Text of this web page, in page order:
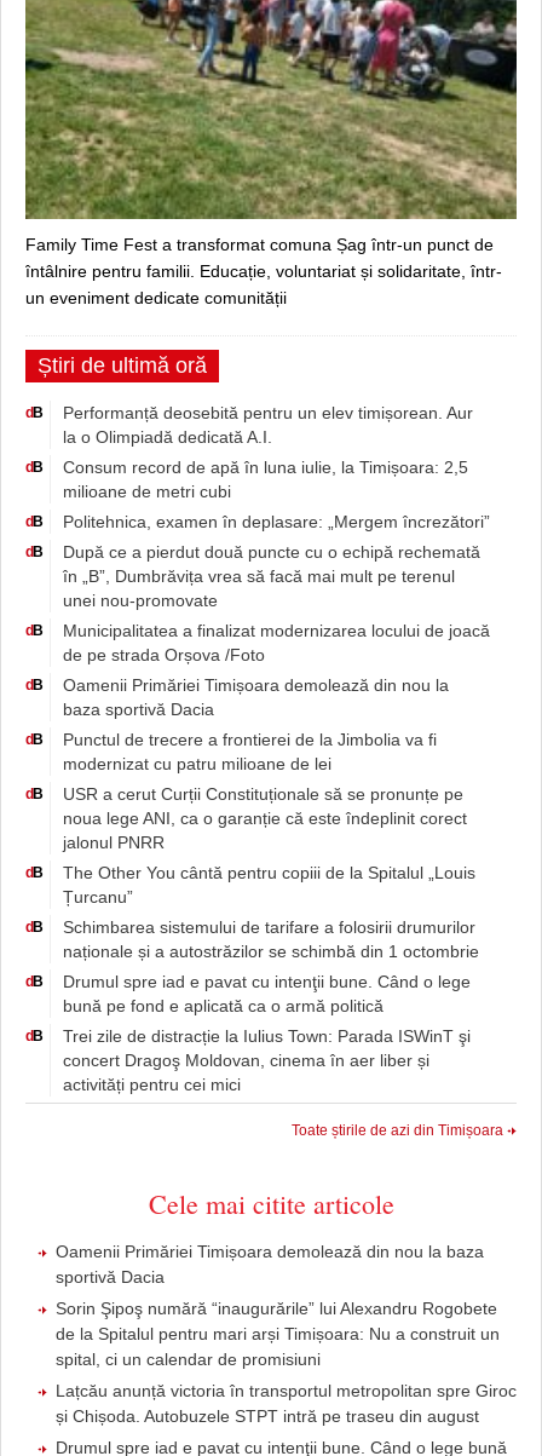
Family Time Fest a transformat comuna Șag într-un punct de
întâlnire pentru familii. Educație, voluntariat și solidaritate, într-
un eveniment dedicate comunității
Știri de ultimă oră
dB
Performanță deosebită pentru un elev timișorean. Aur
la o Olimpiadă dedicată A.I.
dB
Consum record de apă în luna iulie, la Timișoara: 2,5
milioane de metri cubi
dB Politehnica, examen în deplasare: „Mergem încrezători”
dB
După ce a pierdut două puncte cu o echipă rechemată
în „B”, Dumbrăvița vrea să facă mai mult pe terenul
unei nou-promovate
dB
Municipalitatea a finalizat modernizarea locului de joacă
de pe strada Orșova /Foto
dB
Oamenii Primăriei Timișoara demolează din nou la
baza sportivă Dacia
dB
Punctul de trecere a frontierei de la Jimbolia va fi
modernizat cu patru milioane de lei
dB
USR a cerut Curții Constituționale să se pronunțe pe
noua lege ANI, ca o garanție că este îndeplinit corect
jalonul PNRR
dB
The Other You cântă pentru copiii de la Spitalul „Louis
Țurcanu”
dB
Schimbarea sistemului de tarifare a folosirii drumurilor
naționale și a autostrăzilor se schimbă din 1 octombrie
dB
Drumul spre iad e pavat cu intenţii bune. Când o lege
bună pe fond e aplicată ca o armă politică
dB
Trei zile de distracție la Iulius Town: Parada ISWinT şi
concert Dragoş Moldovan, cinema în aer liber și
activități pentru cei mici
Toate știrile de azi din Timișoara
Cele mai citite articole
Oamenii Primăriei Timișoara demolează din nou la baza
sportivă Dacia
Sorin Şipoş numără “inaugurările” lui Alexandru Rogobete
de la Spitalul pentru mari arși Timișoara: Nu a construit un
spital, ci un calendar de promisiuni
Lațcău anunță victoria în transportul metropolitan spre Giroc
și Chișoda. Autobuzele STPT intră pe traseu din august
Drumul spre iad e pavat cu intenţii bune. Când o lege bună